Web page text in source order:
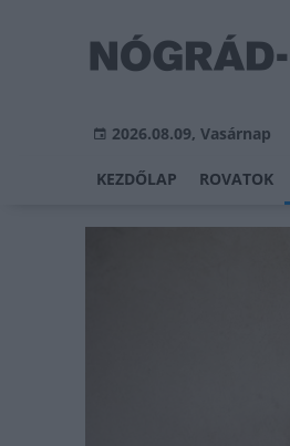
2026.08.09, Vasárnap
KEZDŐLAP ROVATOK